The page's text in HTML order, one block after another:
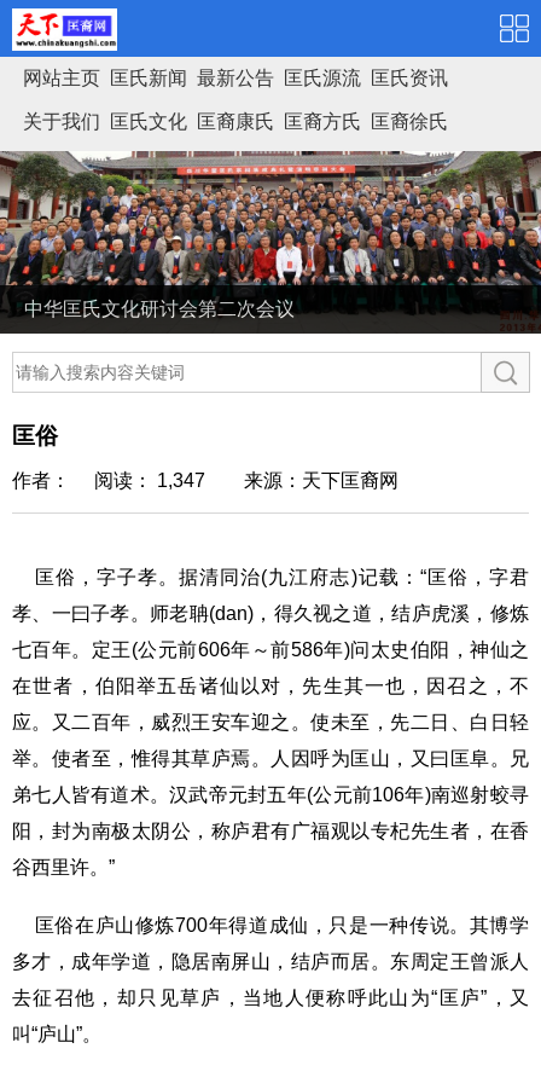
网站主页 匡氏新闻 最新公告 匡氏源流 匡氏资讯
关于我们 匡氏文化 匡裔康氏 匡裔方氏 匡裔徐氏
匡氏家谱
中华匡氏文化研讨会第二次会议
匡俗
作者： 阅读： 1,347 来源：天下匡裔网
匡俗，字子孝。据清同治(九江府志)记载：“匡俗，字君
孝、一曰子孝。师老聃(dan)，得久视之道，结庐虎溪，修炼
七百年。定王(公元前606年～前586年)问太史伯阳，神仙之
在世者，伯阳举五岳诸仙以对，先生其一也，因召之，不
应。又二百年，威烈王安车迎之。使未至，先二日、白日轻
举。使者至，惟得其草庐焉。人因呼为匡山，又曰匡阜。兄
弟七人皆有道术。汉武帝元封五年(公元前106年)南巡射蛟寻
阳，封为南极太阴公，称庐君有广福观以专杞先生者，在香
谷西里许。”
匡俗在庐山修炼700年得道成仙，只是一种传说。其博学
多才，成年学道，隐居南屏山，结庐而居。东周定王曾派人
去征召他，却只见草庐，当地人便称呼此山为“匡庐”，又
叫“庐山”。